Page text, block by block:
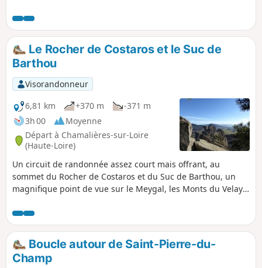
des panneaux vous feront découvrir les essences
communes locales de façon ludique, par des contes, la
symbolique ou bien l'utilisation qu'en faisaient de nos
ancêtres.Le Rocher de Costaros et le Suc de
Barthou
Visorandonneur
6,81 km
+370 m
-371 m
3h 00
Moyenne
Départ à Chamalières-sur-Loire
(Haute-Loire)
Un circuit de randonnée assez court mais offrant, au
sommet du Rocher de Costaros et du Suc de Barthou, un
magnifique point de vue sur le Meygal, les Monts du Velay,
Boucle autour de Saint-Pierre-du-
Champ